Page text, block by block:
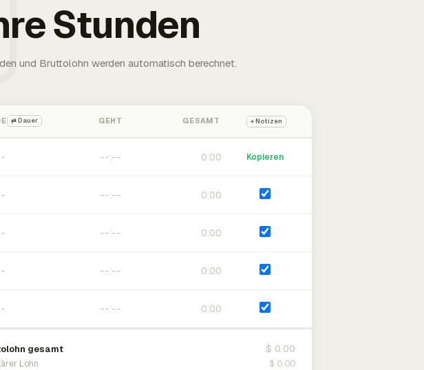
Stunden
und Bruttolohn werden automatisch berechnet.
⇄ Dauer GEHT GESAMT + Notizen
0:00 Kopieren
0:00
0:00
0:00
0:00
gesamt $ 0.00
Lohn $ 0.00